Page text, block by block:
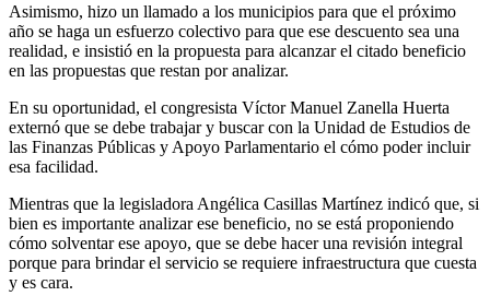
Asimismo, hizo un llamado a los municipios para que el próximo
año se haga un esfuerzo colectivo para que ese descuento sea una
realidad, e insistió en la propuesta para alcanzar el citado beneficio
en las propuestas que restan por analizar.
En su oportunidad, el congresista Víctor Manuel Zanella Huerta
externó que se debe trabajar y buscar con la Unidad de Estudios de
las Finanzas Públicas y Apoyo Parlamentario el cómo poder incluir
esa facilidad.
Mientras que la legisladora Angélica Casillas Martínez indicó que, si
bien es importante analizar ese beneficio, no se está proponiendo
cómo solventar ese apoyo, que se debe hacer una revisión integral
porque para brindar el servicio se requiere infraestructura que cuesta
y es cara.